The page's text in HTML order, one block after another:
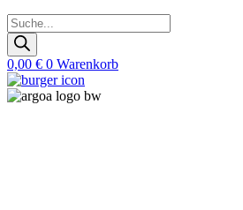
Products
search
0,00 € 0 Warenkorb